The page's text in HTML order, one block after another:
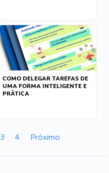
COMO DELEGAR TAREFAS DE
UMA FORMA INTELIGENTE E
PRÁTICA
3 4 Próximo